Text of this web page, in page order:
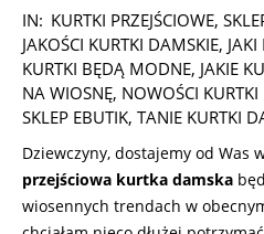
2026-
02-
11
IN: KURTKI PRZEJŚCIOWE,
JAKOŚCI KURTKI DAMSKIE,
KURTKI BĘDĄ MODNE, JAKIE
NA WIOSNĘ, NOWOŚCI
SKLEP EBUTIK, TANIE KURTKI
Dziewczyny, dostajemy od Was
przejściowa kurtka damska
wiosennych trendach w